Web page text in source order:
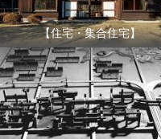
【住宅・集合住宅】